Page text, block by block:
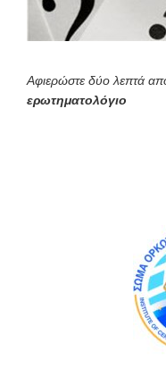
Αφιερώστε δύο λεπτά
ερωτηματολόγιο